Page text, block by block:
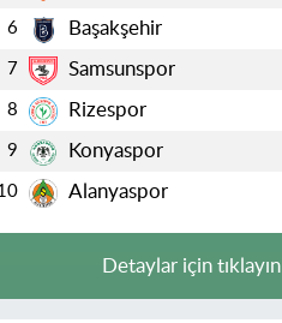
6 Başakşehir
7 Samsunspor
8 Rizespor
9 Konyaspor
Alanyaspor
Detaylar için tıklayın